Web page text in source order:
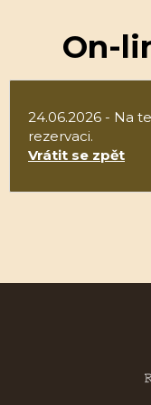
On-
24.06.2026 - Na
rezervaci.
Vrátit se zpět